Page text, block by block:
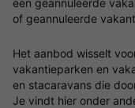
een geannuleerde
of geannuleerde
Het aanbod wisselt
vakantieparken en
en stacaravans die
Je vindt hier onder